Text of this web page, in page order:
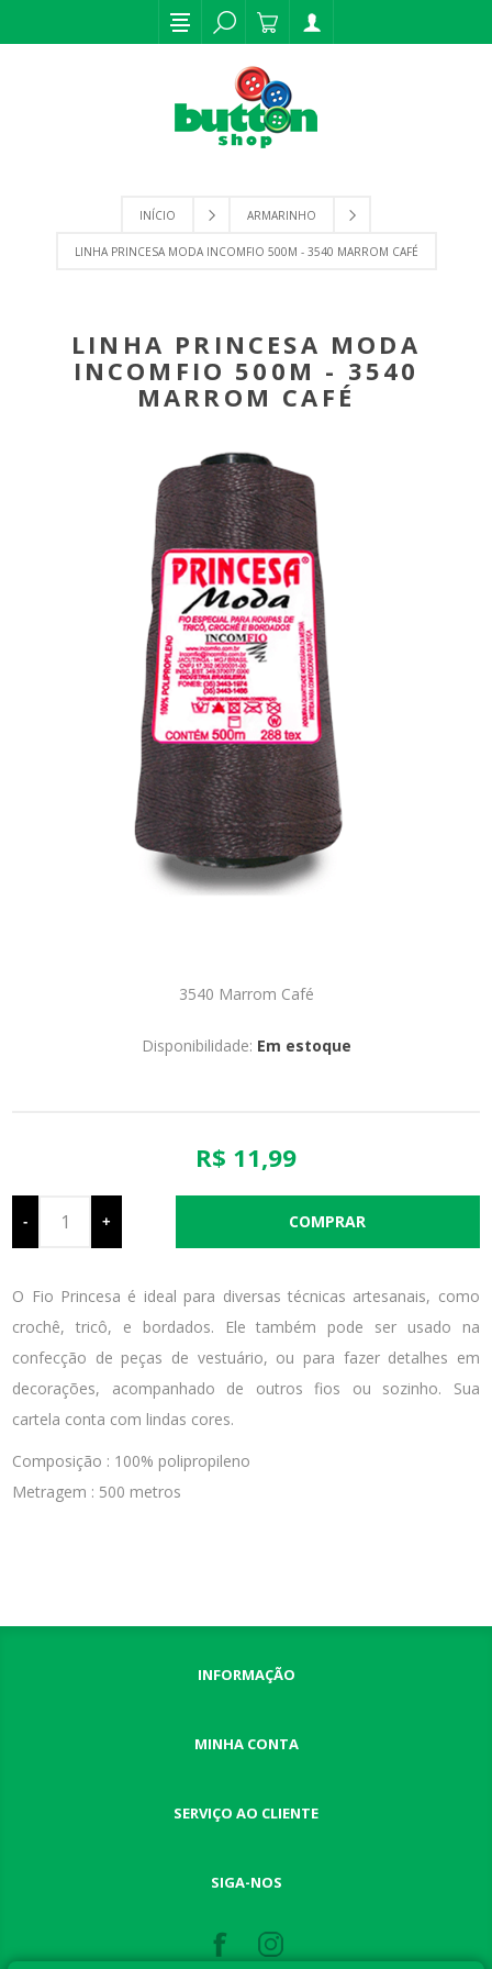
INÍCIO ARMARINHO
LINHA PRINCESA MODA INCOMFIO 500M - 3540 MARROM CAFÉ
LINHA PRINCESA MODA
INCOMFIO 500M - 3540
MARROM CAFÉ
3540 Marrom Café
Disponibilidade: Em estoque
R$ 11,99
- +
O Fio Princesa é ideal para diversas técnicas artesanais, como
crochê, tricô, e bordados. Ele também pode ser usado na
confecção de peças de vestuário, ou para fazer detalhes em
decorações, acompanhado de outros fios ou sozinho. Sua
cartela conta com lindas cores.
Composição : 100% polipropileno
Metragem : 500 metros
INFORMAÇÃO
MINHA CONTA
SERVIÇO AO CLIENTE
SIGA-NOS